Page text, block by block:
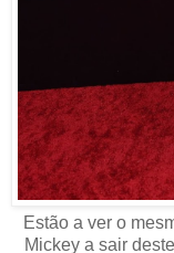
Estão a ver o
Mickey a sair